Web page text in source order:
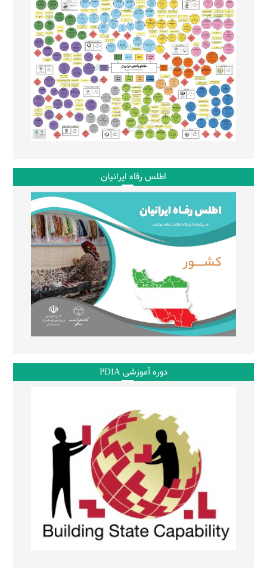
اطلس رفاه ایرانیان
دوره آموزشی PDIA